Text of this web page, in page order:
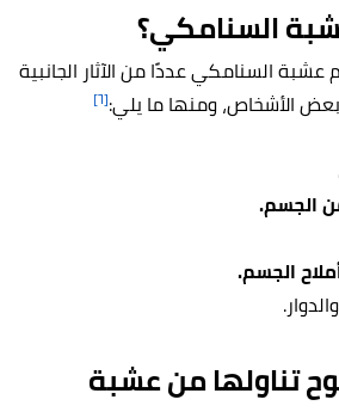
السنامكي؟
السنامكي عددًا من الآثار الجانبية
الأشخاص، ومنها ما يلي:[٦]
الجسم.
الجسم.
تناولها من عشبة